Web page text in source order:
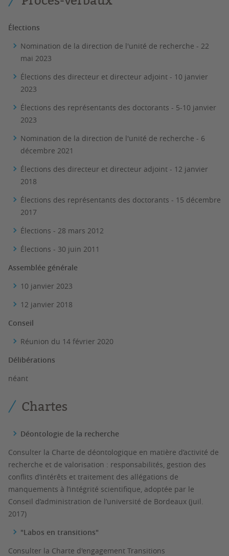
Élections
Nomination de la direction de l'unité de recherche - 22
mai 2023
Élections des directeur et directeur adjoint - 10 janvier
2023
Élections des représentants des doctorants - 5-10 janvier
2023
Nomination de la direction de l'unité de recherche - 6
décembre 2021
Élections des directeur et directeur adjoint - 12 janvier
2018
Élections des représentants des doctorants - 15 décembre
2017
Élections - 28 mars 2012
Élections - 30 juin 2011
Assemblée générale
10 janvier 2023
12 janvier 2018
Conseil
Réunion du 14 février 2020
Délibérations
néant
Chartes
Déontologie de la recherche
Consulter la Charte de déontologique en matière d’activité de
recherche et de valorisation : responsabilités, gestion des
conflits d’intérêts et traitement des allégations de
manquements à l’intégrité scientifique, adoptée par le
Conseil d’administration de l’université de Bordeaux (juil.
2017)
"Labos en transitions"
Consulter la Charte d'engagement Transitions